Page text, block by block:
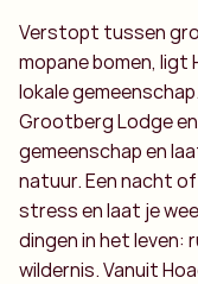
Verstopt tussen
mopane bomen, ligt
lokale
Grootberg Lodge
gemeenschap en
natuur. Een nacht
stress en laat je
dingen in het
wildernis. Vanuit